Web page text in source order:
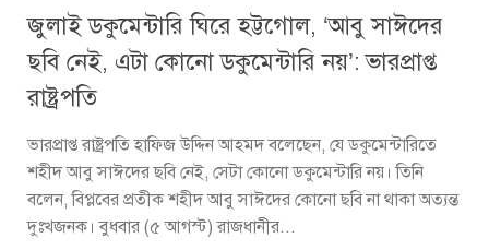
জুলাই ডকুমেন্টারি ঘিরে হট্টগোল, ‘আবু সাঈদের
ছবি নেই, এটা কোনো ডকুমেন্টারি নয়’: ভারপ্রাপ্ত
রাষ্ট্রপতি
ভারপ্রাপ্ত রাষ্ট্রপতি হাফিজ উদ্দিন আহমদ বলেছেন, যে ডকুমেন্টারিতে
শহীদ আবু সাঈদের ছবি নেই, সেটা কোনো ডকুমেন্টারি নয়। তিনি
বলেন, বিপ্লবের প্রতীক শহীদ আবু সাঈদের কোনো ছবি না থাকা অত্যন্ত
দুঃখজনক। বুধবার (৫ আগস্ট) রাজধানীর...